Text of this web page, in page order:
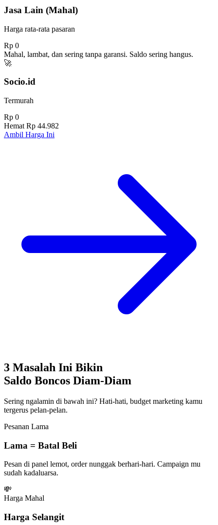
Jasa Lain (Mahal)
Harga rata-rata pasaran
Rp 0
Mahal, lambat, dan sering tanpa garansi. Saldo sering hangus.
🚀
Socio.id
Termurah
Rp 0
Hemat Rp 44.982
Ambil Harga Ini
3 Masalah Ini Bikin
Saldo Boncos Diam-Diam
Sering ngalamin di bawah ini? Hati-hati, budget marketing kamu
tergerus pelan-pelan.
Pesanan Lama
Lama = Batal Beli
Pesan di panel lemot, order nunggak berhari-hari. Campaign mu
sudah kadaluarsa.
💸
Harga Mahal
Harga Selangit